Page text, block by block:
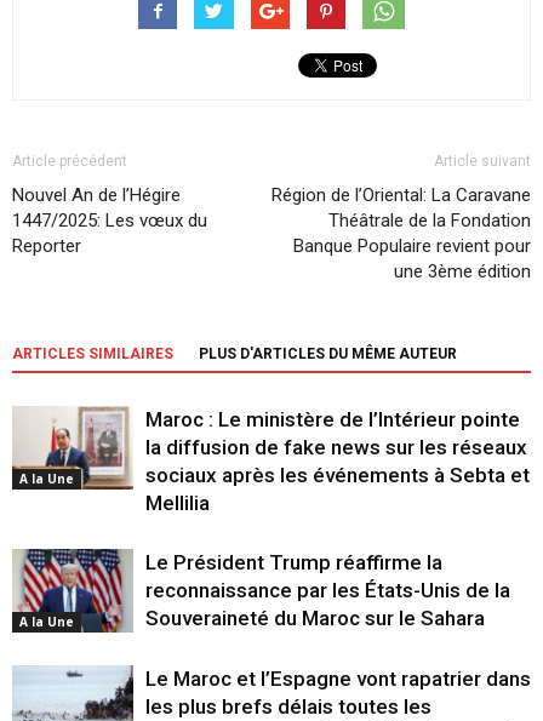
Article précédent
Nouvel An de l’Hégire
1447/2025: Les vœux du
Reporter
Article suivant
Région de l’Oriental: La Caravane
Théâtrale de la Fondation
Banque Populaire revient pour
une 3ème édition
ARTICLES SIMILAIRES PLUS D'ARTICLES DU MÊME AUTEUR
A la Une
Maroc : Le ministère de l’Intérieur pointe
la diffusion de fake news sur les réseaux
sociaux après les événements à Sebta et
Mellilia
A la Une
Le Président Trump réaffirme la
reconnaissance par les États-Unis de la
Souveraineté du Maroc sur le Sahara
Le Maroc et l’Espagne vont rapatrier dans
les plus brefs délais toutes les